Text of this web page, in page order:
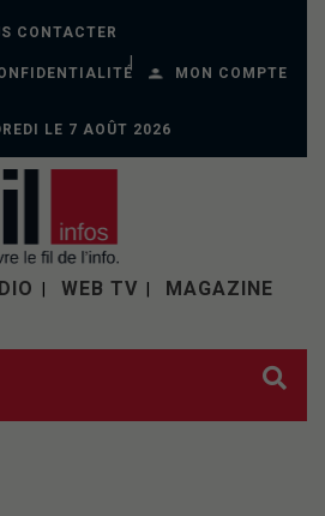
CONTACTER
MON COMPTE
LE 7 AOÛT 2026
WEB TV MAGAZINE